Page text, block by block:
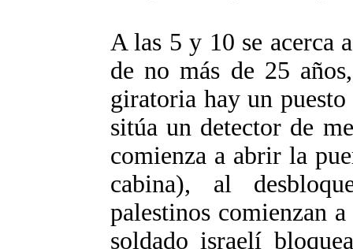
A las 5 y 10 se acerca
de no más de 25
giratoria hay un
sitúa un detector de
comienza a abrir la
cabina), al
palestinos comienzan
soldado israelí